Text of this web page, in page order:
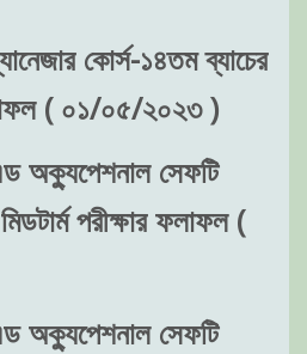
কোর্স-১৪তম ব্যাচের
( ০১/০৫/২০২৩ )
অক্যুপেশনাল সেফটি
পরীক্ষার ফলাফল (
অক্যুপেশনাল সেফটি